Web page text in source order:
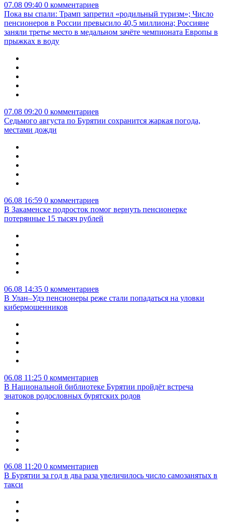
07.08 09:40 0 комментариев
Пока вы спали: Трамп запретил «родильный туризм»; Число
пенсионеров в России превысило 40,5 миллиона; Россияне
заняли третье место в медальном зачёте чемпионата Европы в
прыжках в воду
07.08 09:20 0 комментариев
Седьмого августа по Бурятии сохранится жаркая погода,
местами дожди
06.08 16:59 0 комментариев
В Закаменске подросток помог вернуть пенсионерке
потерянные 15 тысяч рублей
06.08 14:35 0 комментариев
В Улан–Удэ пенсионеры реже стали попадаться на уловки
кибермошенников
06.08 11:25 0 комментариев
В Национальной библиотеке Бурятии пройдёт встреча
знатоков родословных бурятских родов
06.08 11:20 0 комментариев
В Бурятии за год в два раза увеличилось число самозанятых в
такси